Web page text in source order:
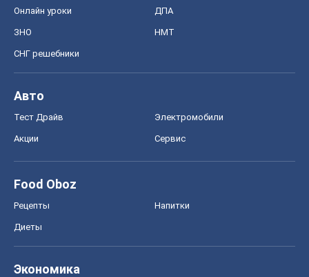
Онлайн уроки ДПА
ЗНО НМТ
СНГ решебники
Авто
Тест Драйв Электромобили
Акции Сервис
Food Oboz
Рецепты Напитки
Диеты
Экономика